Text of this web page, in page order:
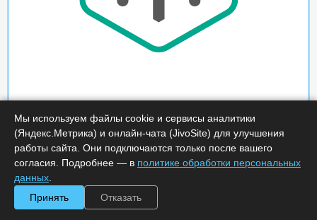
Мы используем файлы cookie и сервисы аналитики
(Яндекс.Метрика) и онлайн-чата (JivoSite) для улучшения
работы сайта. Они подключаются только после вашего
согласия. Подробнее — в политике обработки персональных
данных
Принять
Отказать